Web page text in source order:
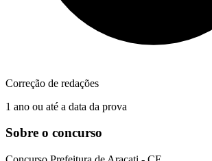
Correção de redações
1 ano ou até a data da prova
Sobre o concurso